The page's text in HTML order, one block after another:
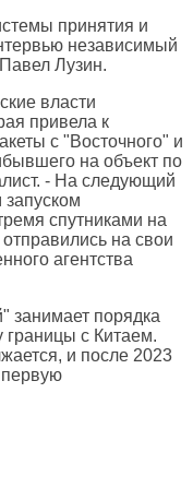
принятия и
независимый
Лузин.
власти
привела к
с "Восточного" и
на объект по
- На следующий
спутниками на
на свои
агентства
занимает порядка
границы с Китаем.
и после 2023
первую